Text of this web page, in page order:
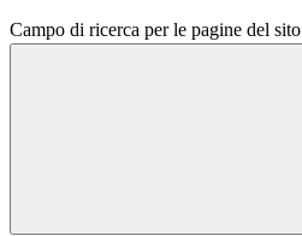
Campo di ricerca per le pagine del sito